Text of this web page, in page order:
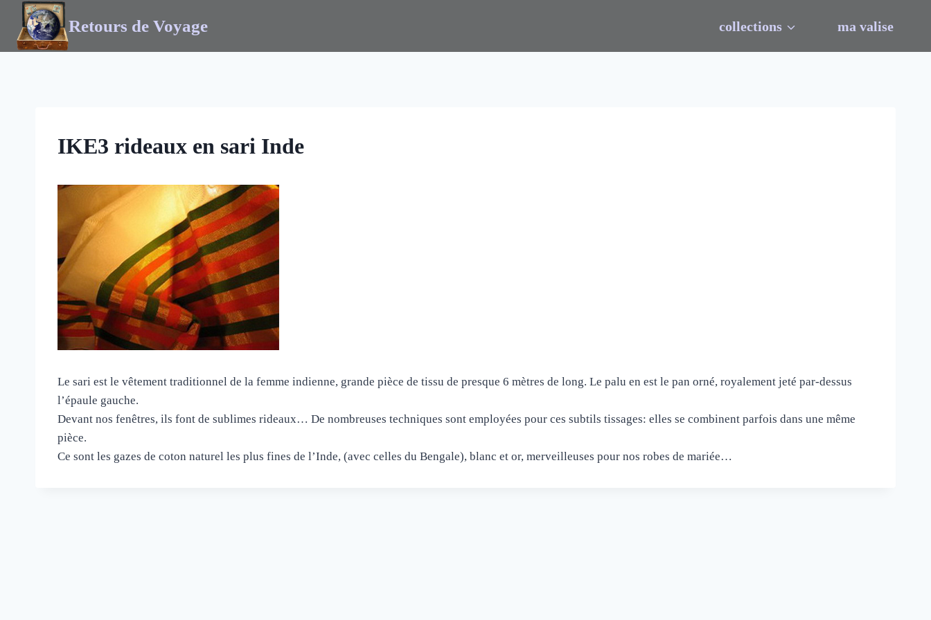
Retours de Voyage collections ma valise
IKE3 rideaux en sari Inde
Le sari est le vêtement traditionnel de la femme indienne, grande pièce de tissu de presque 6 mètres de long. Le palu en est le pan orné, royalement jeté par-dessus
l’épaule gauche.
Devant nos fenêtres, ils font de sublimes rideaux… De nombreuses techniques sont employées pour ces subtils tissages: elles se combinent parfois dans une même
pièce.
Ce sont les gazes de coton naturel les plus fines de l’Inde, (avec celles du Bengale), blanc et or, merveilleuses pour nos robes de mariée…